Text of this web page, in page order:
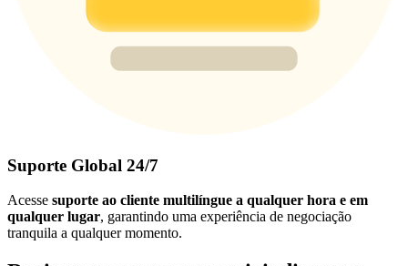
Suporte Global 24/7
Acesse suporte ao cliente multilíngue a qualquer hora e em
qualquer lugar, garantindo uma experiência de negociação
tranquila a qualquer momento.